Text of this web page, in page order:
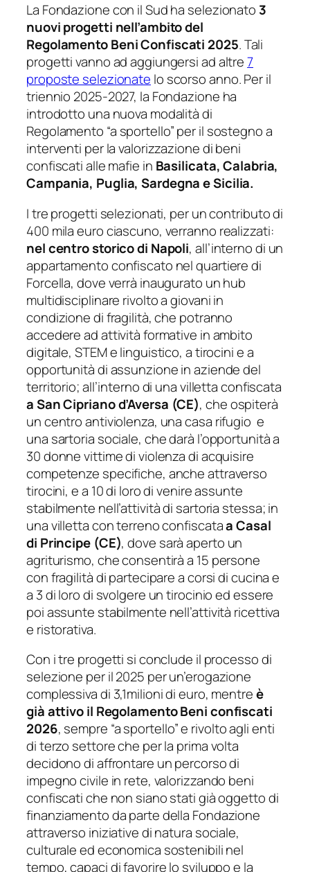
La Fondazione con il Sud ha selezionato 3
nuovi progetti nell’ambito del
Regolamento Beni Confiscati 2025. Tali
progetti vanno ad aggiungersi ad altre7
proposte selezionate lo scorso anno. Per il
triennio 2025-2027, la Fondazione ha
introdotto una nuova modalità di
Regolamento “a sportello” per il sostegno a
interventi per la valorizzazione di beni
confiscati alle mafie in Basilicata, Calabria,
Campania, Puglia, Sardegna e Sicilia.
I tre progetti selezionati, per un contributo di
400 mila euro ciascuno, verranno realizzati:
nel centro storico di Napoli, all’interno di un
appartamento confiscato nel quartiere di
Forcella, dove verrà inaugurato un hub
multidisciplinare rivolto a giovani in
condizione di fragilità, che potranno
accedere ad attività formative in ambito
digitale, STEM e linguistico, a tirocini e a
opportunità di assunzione in aziende del
territorio; all’interno di una villetta confiscata
a San Cipriano d’Aversa (CE), che ospiterà
un centro antiviolenza, una casa rifugio e
una sartoria sociale, che darà l’opportunità a
30 donne vittime di violenza di acquisire
competenze specifiche, anche attraverso
tirocini, e a 10 di loro di venire assunte
stabilmente nell’attività di sartoria stessa; in
una villetta con terreno confiscataa Casal
di Principe (CE), dove sarà aperto un
agriturismo, che consentirà a 15 persone
con fragilità di partecipare a corsi di cucina e
a 3 di loro di svolgere un tirocinio ed essere
poi assunte stabilmente nell’attività ricettiva
e ristorativa.
Con i tre progetti si conclude il processo di
selezione per il 2025 per un’erogazione
complessiva di 3,1milioni di euro, mentreè
già attivo il Regolamento Beni confiscati
2026, sempre “a sportello” e rivolto agli enti
di terzo settore che per la prima volta
decidono di affrontare un percorso di
impegno civile in rete, valorizzando beni
confiscati che non siano stati già oggetto di
finanziamento da parte della Fondazione
attraverso iniziative di natura sociale,
culturale ed economica sostenibili nel
tempo, capaci di favorire lo sviluppo e la